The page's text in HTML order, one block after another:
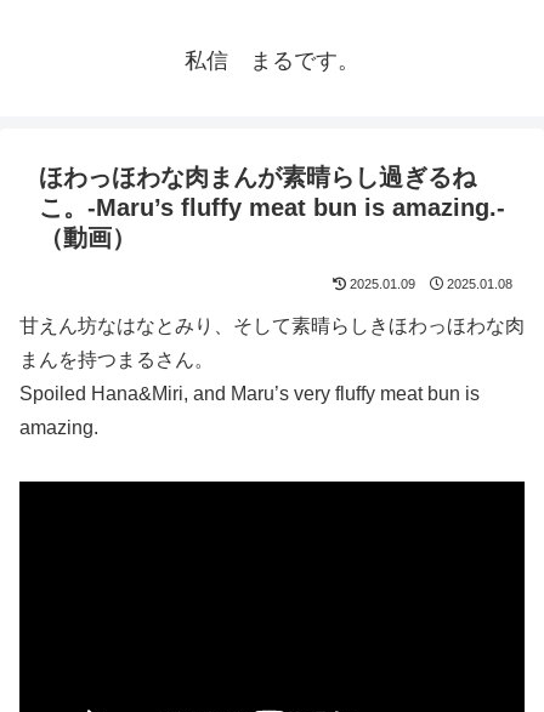
私信 まるです。
ほわっほわな肉まんが素晴らし過ぎるね
こ。-Maru’s fluffy meat bun is amazing.-
（動画）
2025.01.09 2025.01.08
甘えん坊なはなとみり、そして素晴らしきほわっほわな肉
まんを持つまるさん。
Spoiled Hana&Miri, and Maru’s very fluffy meat bun is
amazing.